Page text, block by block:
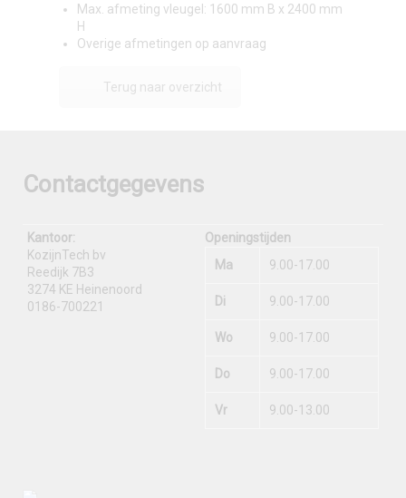
Max. afmeting vleugel: 1600 mm B x 2400 mm
H
Overige afmetingen op aanvraag
Terug naar overzicht
Contactgegevens
Kantoor:
KozijnTech bv
Reedijk 7B3
3274 KE Heinenoord
0186-700221
Openingstijden
Ma
9.00-17.00
Di 9.00-17.00
Wo 9.00-17.00
Do 9.00-17.00
Vr 9.00-13.00